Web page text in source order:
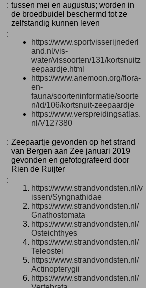
: tussen mei en augustus; worden in
de broedbuidel beschermd tot ze
zelfstandig kunnen leven
:
https://www.sportvisserijnederl
and.nl/vis-
water/vissoorten/131/kortsnuitz
eepaardje.html
https://www.anemoon.org/flora-
en-
fauna/soorteninformatie/soorte
n/id/106/kortsnuit-zeepaardje
https://www.verspreidingsatlas.
nl/V127380
: Zeepaartje gevonden op het strand
van Bergen aan Zee januari 2019
gevonden en gefotografeerd door
Rien de Ruijter
:
https://www.strandvondsten.nl/v
issen/Syngnathidae
https://www.strandvondsten.nl/
Gnathostomata
https://www.strandvondsten.nl/
Osteichthyes
https://www.strandvondsten.nl/
Teleostei
https://www.strandvondsten.nl/
Actinopterygii
https://www.strandvondsten.nl/